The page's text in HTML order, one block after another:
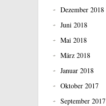
Dezember 2018
Juni 2018
Mai 2018
März 2018
Januar 2018
Oktober 2017
September 2017